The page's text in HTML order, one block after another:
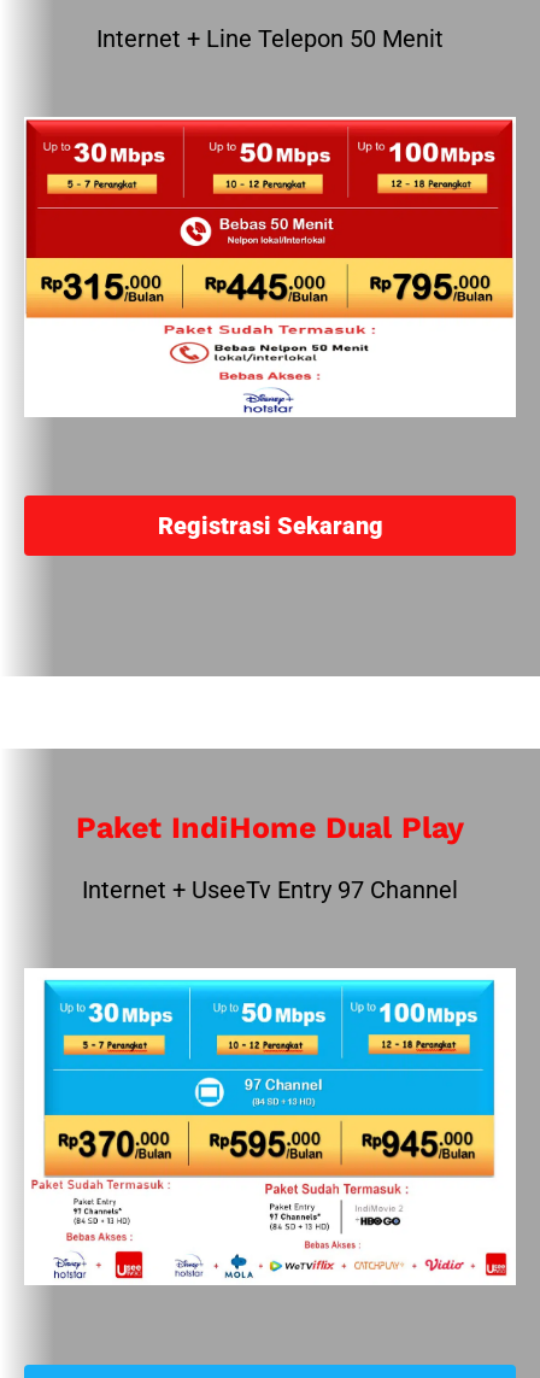
Internet + Line Telepon 50 Menit
Registrasi Sekarang
Paket IndiHome Dual Play
Internet + UseeTv Entry 97 Channel